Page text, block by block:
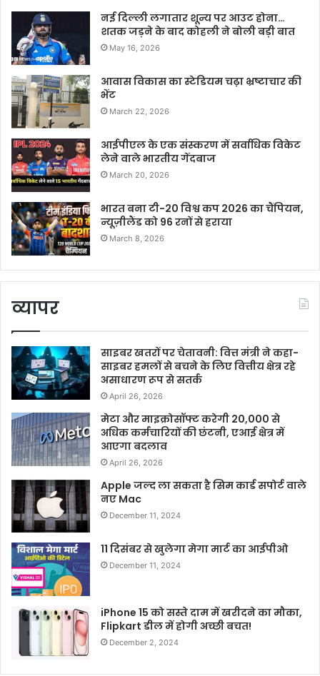
नई दिल्ली लगातार शून्य पर आउट होना…
शतक जड़ने के बाद कोहली ने बोली बड़ी बात
May 16, 2026
आवास विकास का स्टेडियम चढ़ा भ्रष्टाचार की
भेंट
March 22, 2026
आईपीएल के एक संस्करण में सर्वाधिक विकेट
लेने वाले भारतीय गेंदबाज
March 20, 2026
भारत बना टी-20 विश्व कप 2026 का चैंपियन,
न्यूज़ीलैंड को 96 रनों से हराया
March 8, 2026
व्यापर
साइबर खतरों पर चेतावनी: वित्त मंत्री ने कहा-
साइबर हमलों से बचने के लिए वित्तीय क्षेत्र रहे
असाधारण रूप से सतर्क
April 26, 2026
मेटा और माइक्रोसॉफ्ट करेगी 20,000 से
अधिक कर्मचारियों की छंटनी, एआई क्षेत्र में
आएगा बदलाव
April 26, 2026
Apple जल्द ला सकता है सिम कार्ड सपोर्ट वाले
नए Mac
December 11, 2024
11 दिसंबर से खुलेगा मेगा मार्ट का आईपीओ
December 11, 2024
iPhone 15 को सस्ते दाम में खरीदने का मौका,
Flipkart डील में होगी अच्छी बचत!
December 2, 2024